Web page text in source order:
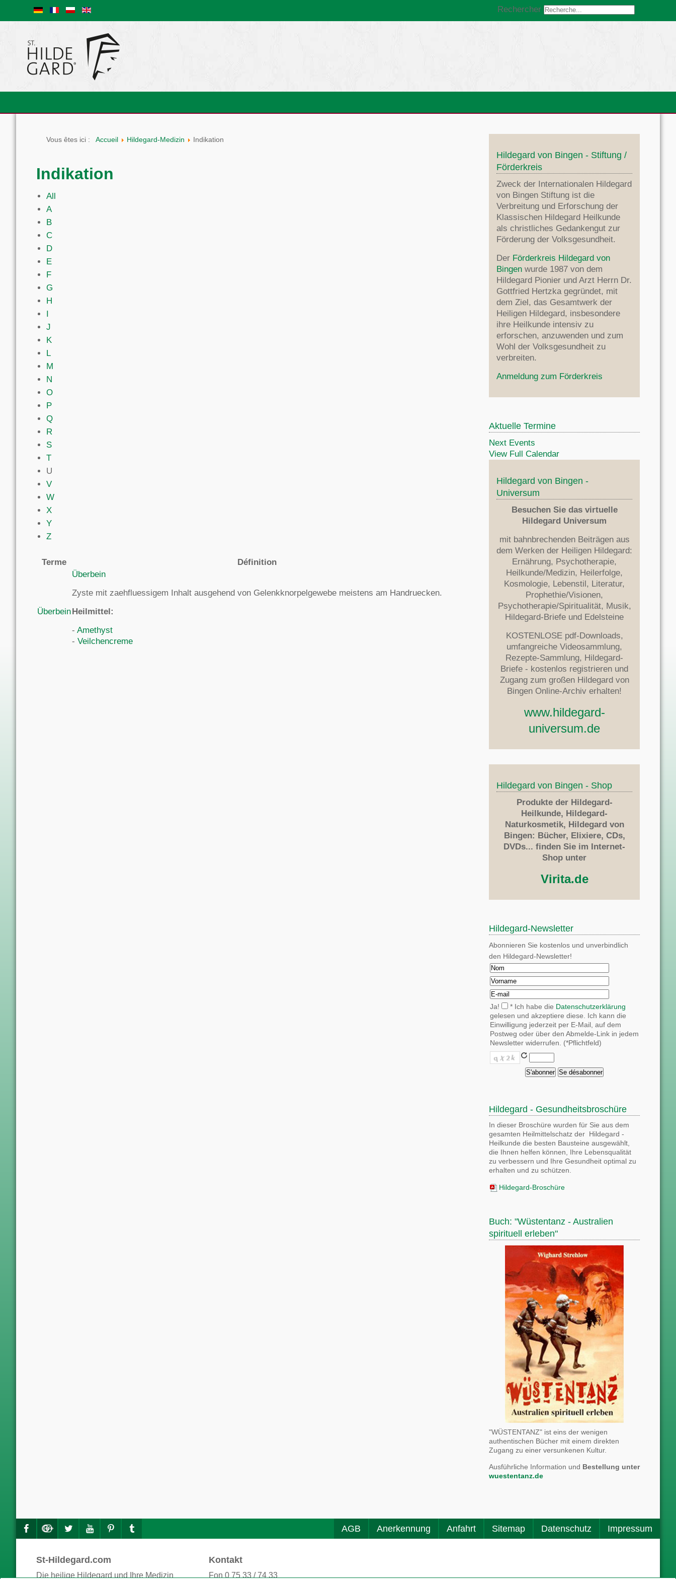
Rechercher
Hildegard von Bingen - Stiftung /
Förderkreis
Zweck der Internationalen Hildegard
von Bingen Stiftung ist die
Verbreitung und Erforschung der
Klassischen Hildegard Heilkunde
als christliches Gedankengut zur
Förderung der Volksgesundheit.
Der Förderkreis Hildegard von
Bingen wurde 1987 von dem
Hildegard Pionier und Arzt Herrn Dr.
Gottfried Hertzka gegründet, mit
dem Ziel, das Gesamtwerk der
Heiligen Hildegard, insbesondere
ihre Heilkunde intensiv zu
erforschen, anzuwenden und zum
Wohl der Volksgesundheit zu
verbreiten.
Anmeldung zum Förderkreis
Aktuelle Termine
Next Events
View Full Calendar
Hildegard von Bingen -
Universum
Besuchen Sie das virtuelle
Hildegard Universum
mit bahnbrechenden Beiträgen aus
dem Werken der Heiligen Hildegard:
Ernährung, Psychotherapie,
Heilkunde/Medizin, Heilerfolge,
Kosmologie, Lebenstil, Literatur,
Prophethie/Visionen,
Psychotherapie/Spiritualität, Musik,
Hildegard-Briefe und Edelsteine
KOSTENLOSE pdf-Downloads,
umfangreiche Videosammlung,
Rezepte-Sammlung, Hildegard-
Briefe - kostenlos registrieren und
Zugang zum großen Hildegard von
Bingen Online-Archiv erhalten!
www.hildegard-
universum.de
Hildegard von Bingen - Shop
Produkte der Hildegard-
Heilkunde, Hildegard-
Naturkosmetik, Hildegard von
Bingen: Bücher, Elixiere, CDs,
DVDs... finden Sie im Internet-
Shop unter
Virita.de
Hildegard-Newsletter
Abonnieren Sie kostenlos und unverbindlich
den Hildegard-Newsletter!
Ja! * Ich habe die Datenschutzerklärung
gelesen und akzeptiere diese. Ich kann die
Einwilligung jederzeit per E-Mail, auf dem
Postweg oder über den Abmelde-Link in jedem
Newsletter widerrufen. (*Pflichtfeld)
Hildegard - Gesundheitsbroschüre
In dieser Broschüre wurden für Sie aus dem
gesamten Heilmittelschatz der Hildegard -
Heilkunde die besten Bausteine ausgewählt,
die Ihnen helfen können, Ihre Lebensqualität
zu verbessern und Ihre Gesundheit optimal zu
erhalten und zu schützen.
Hildegard-Broschüre
Buch: "Wüstentanz - Australien
spirituell erleben"
"WÜSTENTANZ" ist eins der wenigen
authentischen Bücher mit einem direkten
Zugang zu einer versunkenen Kultur.
Ausführliche Information und Bestellung unter
wuestentanz.de
Vous êtes ici : Accueil Hildegard-Medizin Indikation
Indikation
All
A
B
C
D
E
F
G
H
I
J
K
L
M
N
O
P
Q
R
S
T
U
V
W
X
Y
Z
Terme Définition
Überbein
Überbein
Zyste mit zaehfluessigem Inhalt ausgehend von Gelenkknorpelgewebe meistens am Handruecken.
Heilmittel:
- Amethyst
- Veilchencreme
AGB Anerkennung Anfahrt Sitemap Datenschutz Impressum
St-Hildegard.com
Die heilige Hildegard und Ihre Medizin
Kontakt
Fon 0 75 33 / 74 33